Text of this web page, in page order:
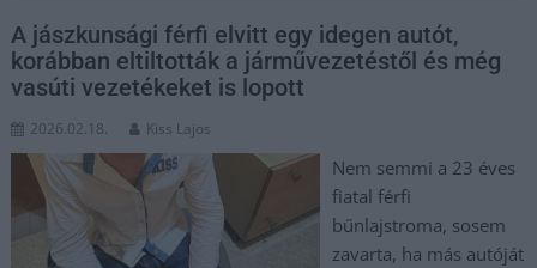
A jászkunsági férfi elvitt egy idegen autót,
korábban eltiltották a járművezetéstől és még
vasúti vezetékeket is lopott
2026.02.18. Kiss Lajos
Nem semmi a 23 éves
fiatal férfi
bűnlajstroma, sosem
zavarta, ha más autóját